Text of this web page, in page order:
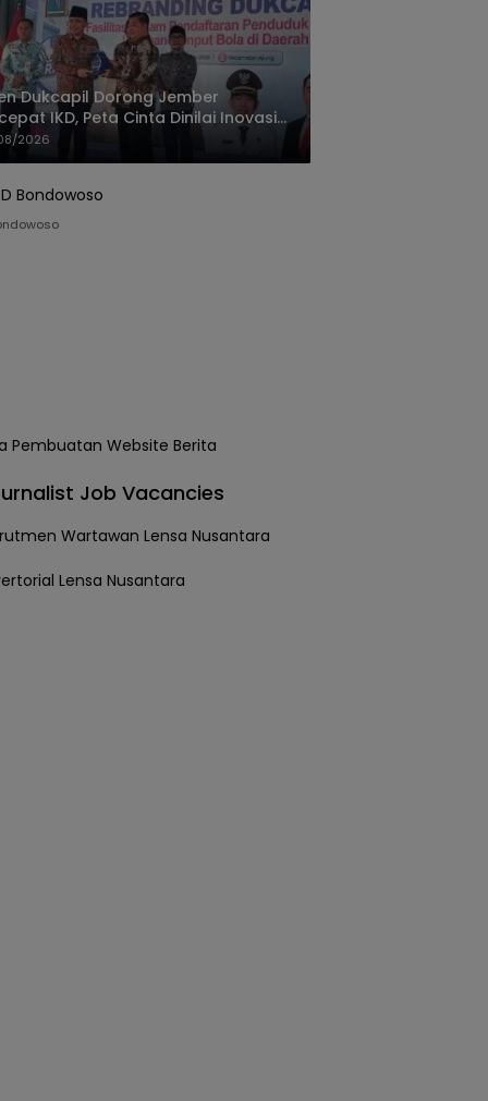
Dukcapil Dorong Jember
IKD, Peta Cinta Dinilai Inovasi
Terbaik
2026
Job Vacancies